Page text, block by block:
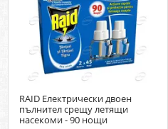
RAID Електрически двоен
пълнител срещу летящи
насекоми - 90 нощи